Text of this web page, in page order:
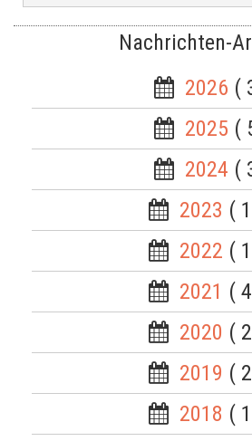
Nachrichten-
2026 (
2025 (
2024 (
2023 (
2022 (
2021 (
2020 (
2019 (
2018 (